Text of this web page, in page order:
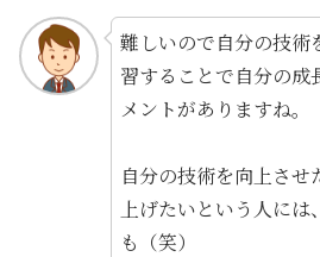
難しいので自分の技術
習することで自分の成
メントがありますね。
自分の技術を向上さ
上げたいという人に
も（笑）